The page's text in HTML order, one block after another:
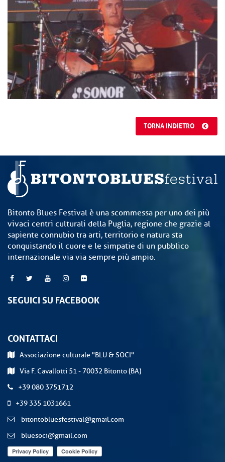
TORNA INDIETRO
Bitonto Blues Festival è una scommessa per uno dei più
vivaci centri culturali della Puglia, regione che grazie al
sapiente connubio tra arti, territorio e natura sta
conquistando il cuore e le simpatie di un pubblico
internazionale via via sempre più ampio.
SEGUICI SU FACEBOOK
CONTATTACI
Associazione culturale "BLU & SOCI"
Via F. Cavallotti 51 - 70032 Bitonto (BA)
+39 080 3751712
+39 335 1031661
bitontobluesfestival@gmail.com
bluesoci@gmail.com